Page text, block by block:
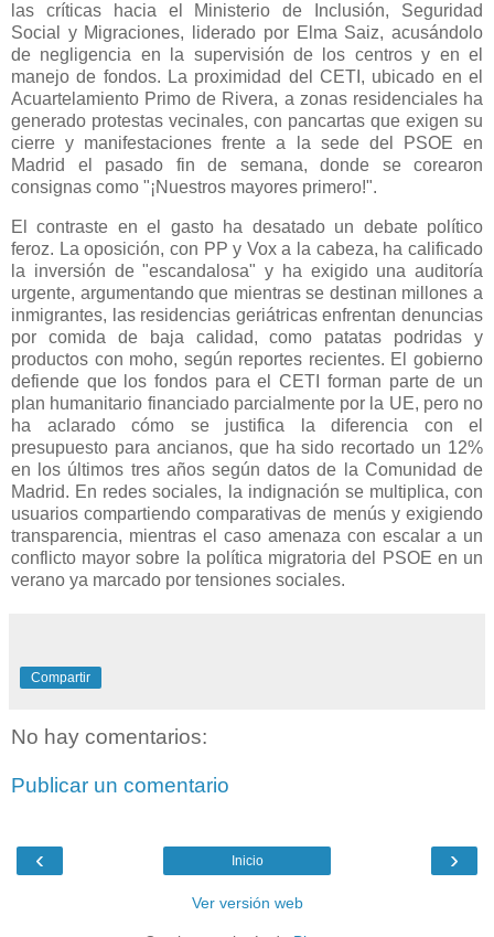
las críticas hacia el Ministerio de Inclusión, Seguridad
Social y Migraciones, liderado por Elma Saiz, acusándolo
de negligencia en la supervisión de los centros y en el
manejo de fondos. La proximidad del CETI, ubicado en el
Acuartelamiento Primo de Rivera, a zonas residenciales ha
generado protestas vecinales, con pancartas que exigen su
cierre y manifestaciones frente a la sede del PSOE en
Madrid el pasado fin de semana, donde se corearon
consignas como "¡Nuestros mayores primero!".
El contraste en el gasto ha desatado un debate político
feroz. La oposición, con PP y Vox a la cabeza, ha calificado
la inversión de "escandalosa" y ha exigido una auditoría
urgente, argumentando que mientras se destinan millones a
inmigrantes, las residencias geriátricas enfrentan denuncias
por comida de baja calidad, como patatas podridas y
productos con moho, según reportes recientes. El gobierno
defiende que los fondos para el CETI forman parte de un
plan humanitario financiado parcialmente por la UE, pero no
ha aclarado cómo se justifica la diferencia con el
presupuesto para ancianos, que ha sido recortado un 12%
en los últimos tres años según datos de la Comunidad de
Madrid. En redes sociales, la indignación se multiplica, con
usuarios compartiendo comparativas de menús y exigiendo
transparencia, mientras el caso amenaza con escalar a un
conflicto mayor sobre la política migratoria del PSOE en un
verano ya marcado por tensiones sociales.
Compartir
No hay comentarios:
Publicar un comentario
‹ ›
Inicio
Ver versión web